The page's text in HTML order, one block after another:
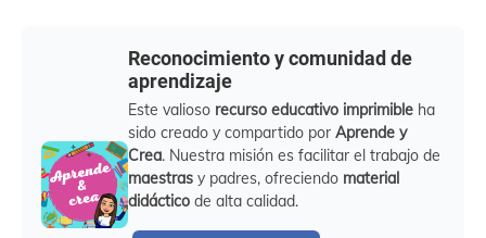
Reconocimiento y comunidad de
aprendizaje
Este valioso recurso educativo imprimible ha
sido creado y compartido por Aprende y
Crea. Nuestra misión es facilitar el trabajo de
maestras y padres, ofreciendo material
didáctico de alta calidad.